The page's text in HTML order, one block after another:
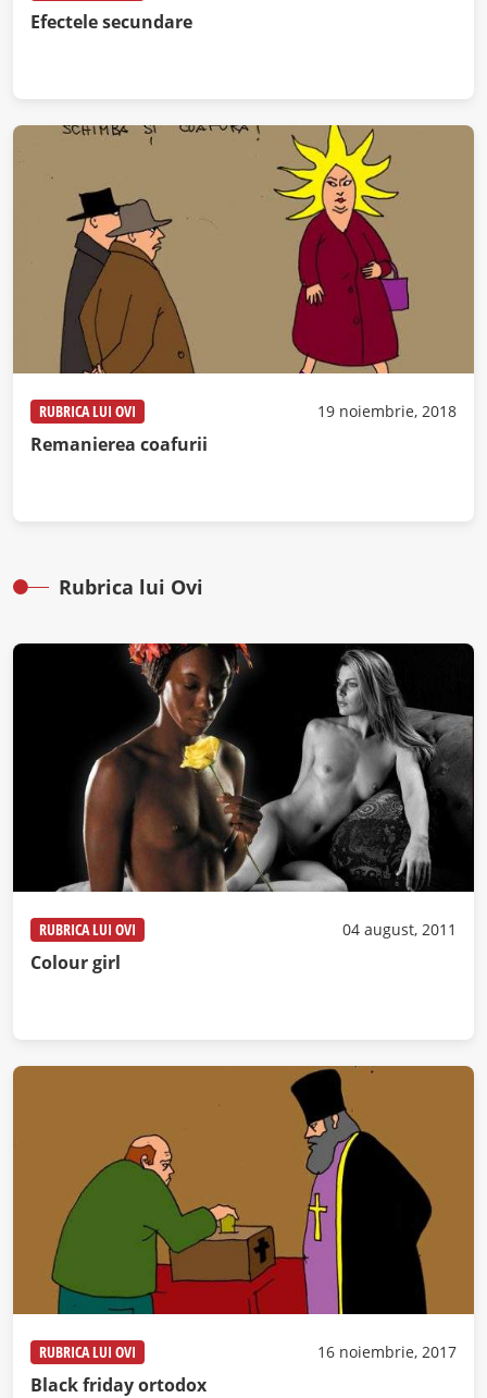
Efectele secundare
RUBRICA LUI OVI 19 noiembrie, 2018
Remanierea coafurii
Rubrica lui Ovi
RUBRICA LUI OVI 04 august, 2011
Colour girl
RUBRICA LUI OVI 16 noiembrie, 2017
Black friday ortodox